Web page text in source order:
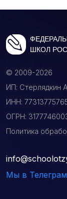
ШКОЛ
© 2009-2026
ИП: Стерлядкин
ИНН:
ОГРН:
Политика
Мы в